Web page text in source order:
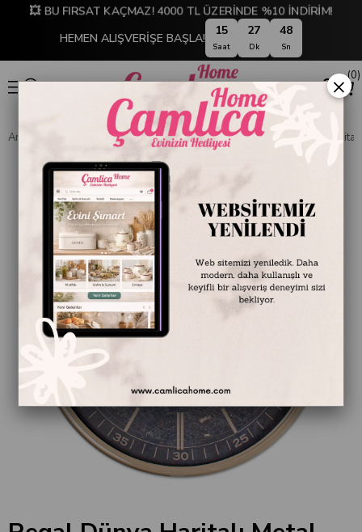
💥 BU FIRSAT KAÇMAZ! 4000 TL ÜZERİNDE %10 İNDİRİM!
HEMEN ALIŞVERİŞE BAŞLA! 15
Saat
27
Dk
47
Sn
0
Anasayfa DEKORASYON Saat Duvar Saatleri Regal Dünya
×